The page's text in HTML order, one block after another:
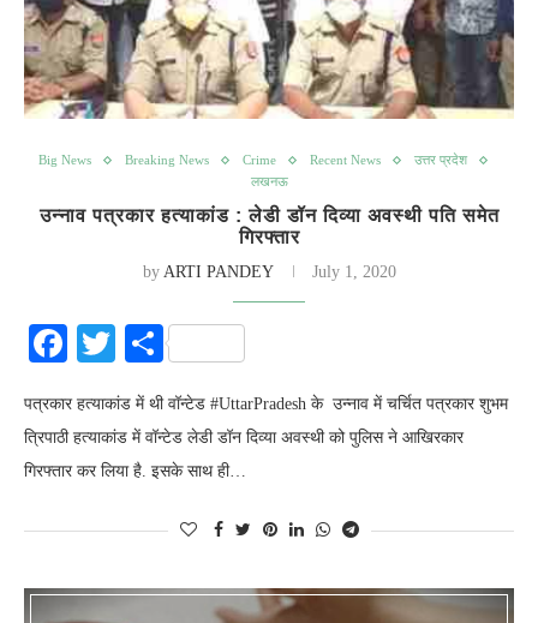
Big News Breaking News Crime Recent News
उत्तर प्रदेश
लखनऊ
उन्नाव पत्रकार हत्याकांड : लेडी डॉन दिव्या अवस्थी पति समेत
गिरफ्तार
by ARTI PANDEY July 1, 2020
Facebook
Twitter
Share
पत्रकार हत्याकांड में थी वॉन्टेड #UttarPradesh के उन्नाव में चर्चित पत्रकार शुभम
त्रिपाठी हत्याकांड में वॉन्टेड लेडी डॉन दिव्या अवस्थी को पुलिस ने आखिरकार
गिरफ्तार कर लिया है. इसके साथ ही…